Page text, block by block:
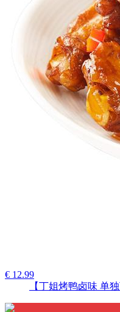
€ 12.99
【丁姐烤鸭卤味 单